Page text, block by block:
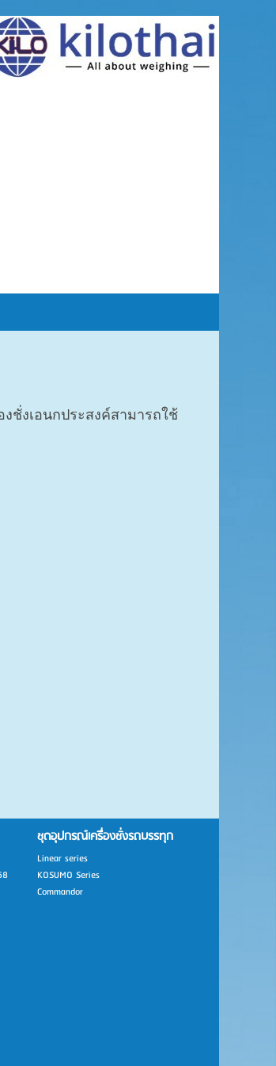
งชั่งเอนกประสงค์สามารถใช้
ชุดอุปกรณ์เครื่องชั่งรถบรรทุก
Linear series
KOSUMO Series
Commandor